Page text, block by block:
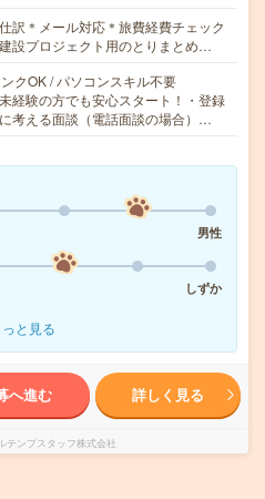
訳＊メール対応＊旅費経費チェック
設プロジェクト用のとりまとめ…
クOK / パソコンスキル不要
経験の方でも安心スタート！・登録
考える面談（電話面談の場合）…
男性
しずか
っと見る
へ進む 詳しく見る
テンプスタッフ株式会社